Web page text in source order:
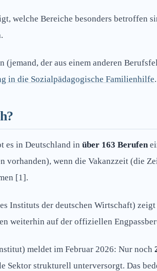
welche Bereiche besonders betroffen
der aus einem anderen
in die Sozialpädagogische Familienhilfe
es in Deutschland in über 163 Berufen
wenn die Vakanzzeit (die
[1].
Instituts der deutschen Wirtschaft)
weiterhin auf der offiziellen
meldet im Februar 2026: Nur noch
strukturell unterversorgt. Das